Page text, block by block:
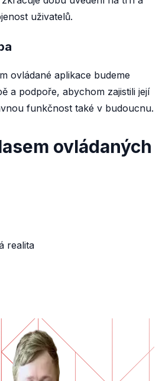
uživatelů.
ovládané aplikace budeme
a podpoře, abychom zajistili její
funkčnost také v budoucnu.
ovládaných
realita